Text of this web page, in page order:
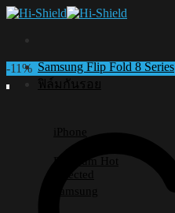
Skip
Samsung Flip Fold 8 Series
ฟิล์มกันรอย
iPhone
Premium
Selected
Samsung
-11%